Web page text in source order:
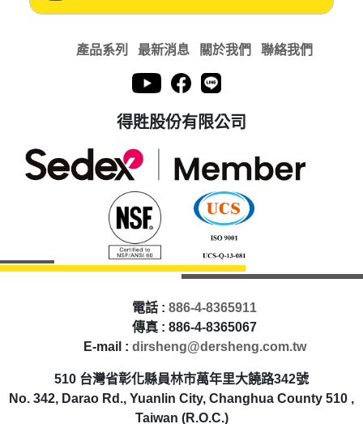
產品系列 最新消息 關於我們 聯絡我們
得貹股份有限公司
電話 : 886-4-8365911
傳真 : 886-4-8365067
E-mail : dirsheng@dersheng.com.tw
510 台灣省彰化縣員林市萬年里大饒路342號
No. 342, Darao Rd., Yuanlin City, Changhua County 510 ,
Taiwan (R.O.C.)